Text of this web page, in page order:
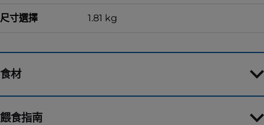
尺寸選擇 1.81 kg
食材
餵食指南